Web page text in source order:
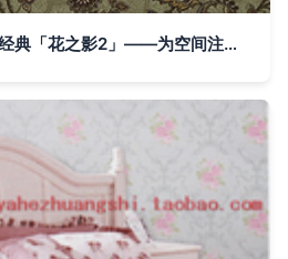
爱舍墙纸产品推荐 美式经典「花之影2」——为空间注入自然灵感